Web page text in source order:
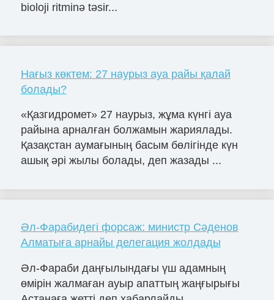
bioloji ritminə təsir...
Нағыз көктем: 27 наурыз ауа райы қалай
болады?
«Қазгидромет» 27 наурыз, жұма күнгі ауа
райына арналған болжамын жариялады.
Қазақстан аумағының басым бөлігінде күн
ашық әрі жылы болады, деп жазады ...
Әл-Фарабидегі форсаж: министр Сәденов
Алматыға арнайы делегация жолдады
Әл-Фараби даңғылындағы үш адамның
өмірін жалмаған ауыр апаттың жаңғырығы